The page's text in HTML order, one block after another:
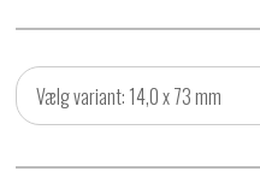
Vælg variant: 14,0 x 73 mm